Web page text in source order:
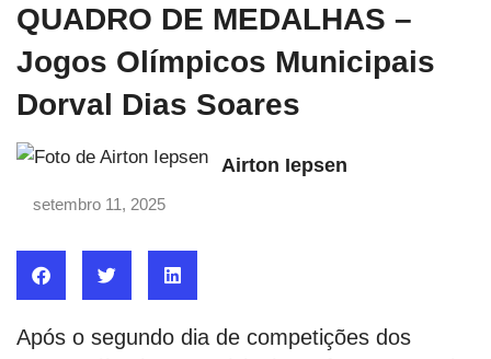
QUADRO DE MEDALHAS –
Jogos Olímpicos Municipais
Dorval Dias Soares
Airton Iepsen
setembro 11, 2025
Após o segundo dia de competições dos